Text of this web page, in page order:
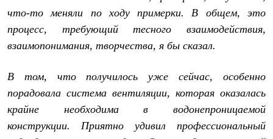
что-то меняли по ходу примерки. В общем, это
процесс, требующий тесного взаимодействия,
взаимопонимания, творчества, я бы сказал.
В том, что получилось уже сейчас, особенно
порадовала система вентиляции, которая оказалась
крайне необходима в водонепроницаемой
конструкции. Приятно удивил профессиональный